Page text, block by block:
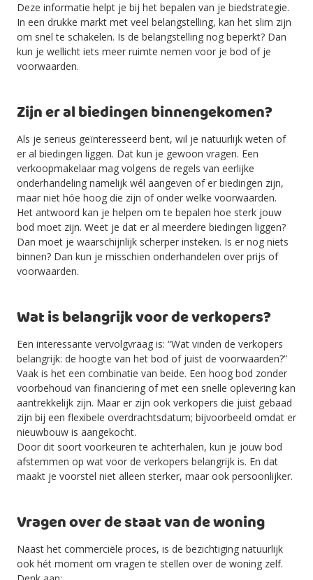
Deze informatie helpt je bij het bepalen van je biedstrategie.
In een drukke markt met veel belangstelling, kan het slim zijn
om snel te schakelen. Is de belangstelling nog beperkt? Dan
kun je wellicht iets meer ruimte nemen voor je bod of je
voorwaarden.
Zijn er al biedingen binnengekomen?
Als je serieus geïnteresseerd bent, wil je natuurlijk weten of
er al biedingen liggen. Dat kun je gewoon vragen. Een
verkoopmakelaar mag volgens de regels van eerlijke
onderhandeling namelijk wél aangeven of er biedingen zijn,
maar niet hóe hoog die zijn of onder welke voorwaarden.
Het antwoord kan je helpen om te bepalen hoe sterk jouw
bod moet zijn. Weet je dat er al meerdere biedingen liggen?
Dan moet je waarschijnlijk scherper insteken. Is er nog niets
binnen? Dan kun je misschien onderhandelen over prijs of
voorwaarden.
Wat is belangrijk voor de verkopers?
Een interessante vervolgvraag is: “Wat vinden de verkopers
belangrijk: de hoogte van het bod of juist de voorwaarden?”
Vaak is het een combinatie van beide. Een hoog bod zonder
voorbehoud van financiering of met een snelle oplevering kan
aantrekkelijk zijn. Maar er zijn ook verkopers die juist gebaad
zijn bij een flexibele overdrachtsdatum; bijvoorbeeld omdat er
nieuwbouw is aangekocht.
Door dit soort voorkeuren te achterhalen, kun je jouw bod
afstemmen op wat voor de verkopers belangrijk is. En dat
maakt je voorstel niet alleen sterker, maar ook persoonlijker.
Vragen over de staat van de woning
Naast het commerciële proces, is de bezichtiging natuurlijk
ook hét moment om vragen te stellen over de woning zelf.